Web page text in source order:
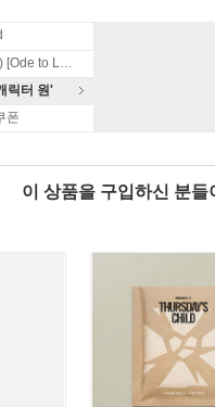
엔시티 위시 (NCT WISH) [Ode to Love]
릭터 원'
폰
이 상품을 구입하신 분